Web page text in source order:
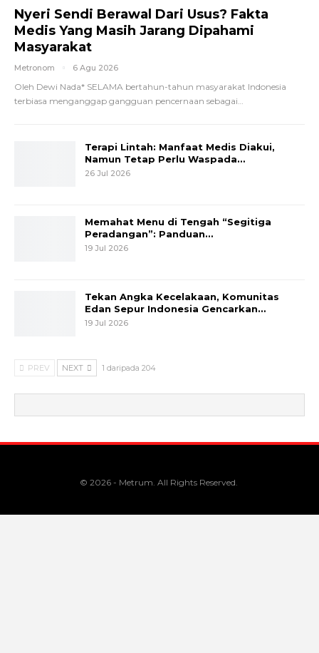
Nyeri Sendi Berawal Dari Usus? Fakta
Medis Yang Masih Jarang Dipahami
Masyarakat
Metronom 6 Agu 2026
Oleh Dewi Nada* SELAMA bertahun-tahun masyarakat Indonesia
terbiasa menganggap gangguan pencernaan sebagai…
Terapi Lintah: Manfaat Medis Diakui,
Namun Tetap Perlu Waspada…
26 Jul 2026
Memahat Menu di Tengah “Segitiga
Peradangan”: Panduan…
19 Jul 2026
Tekan Angka Kecelakaan, Komunitas
Edan Sepur Indonesia Gencarkan…
19 Jul 2026
PREV NEXT 1 daripada 204
© 2026 - Metrum. All Rights Reserved.